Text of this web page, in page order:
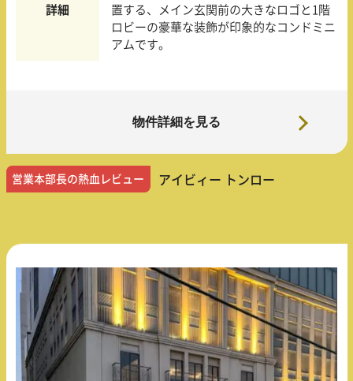
詳細
置する、メイン玄関前の大きなロゴと1階
ロビーの豪華な装飾が印象的なコンドミニ
アムです。
物件詳細を見る
営業本部長の熱血レビュー アイビィー トンロー